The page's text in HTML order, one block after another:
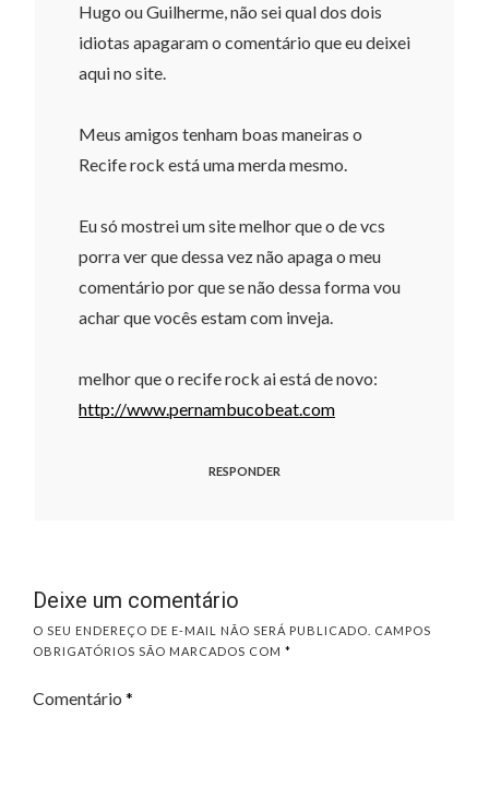
Hugo ou Guilherme, não sei qual dos dois
idiotas apagaram o comentário que eu deixei
aqui no site.
Meus amigos tenham boas maneiras o
Recife rock está uma merda mesmo.
Eu só mostrei um site melhor que o de vcs
porra ver que dessa vez não apaga o meu
comentário por que se não dessa forma vou
achar que vocês estam com inveja.
melhor que o recife rock ai está de novo:
http://www.pernambucobeat.com
RESPONDER
Deixe um comentário
O SEU ENDEREÇO DE E-MAIL NÃO SERÁ PUBLICADO.
CAMPOS
OBRIGATÓRIOS SÃO MARCADOS COM *
Comentário *